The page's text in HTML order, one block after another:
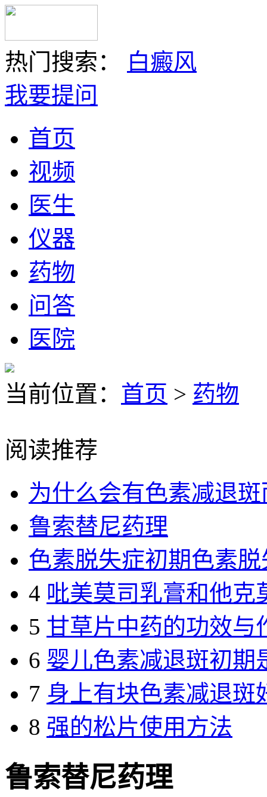
热门搜索：
白癜风
我要提问
首页
视频
医生
仪器
药物
问答
医院
当前位置： 首页 > 药物
阅读推荐
为什么会有色素减退
鲁索替尼药理
色素脱失症初期色素
4 吡美莫司乳膏和他克
5 甘草片中药的功效与
6 婴儿色素减退斑初期
7 身上有块色素减退斑
8 强的松片使用方法
鲁索替尼药理